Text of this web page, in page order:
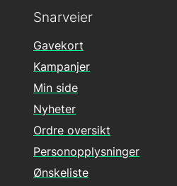
Snarveier
Gavekort
Kampanjer
Min side
Nyheter
Ordre oversikt
Personopplysninger
Ønskeliste